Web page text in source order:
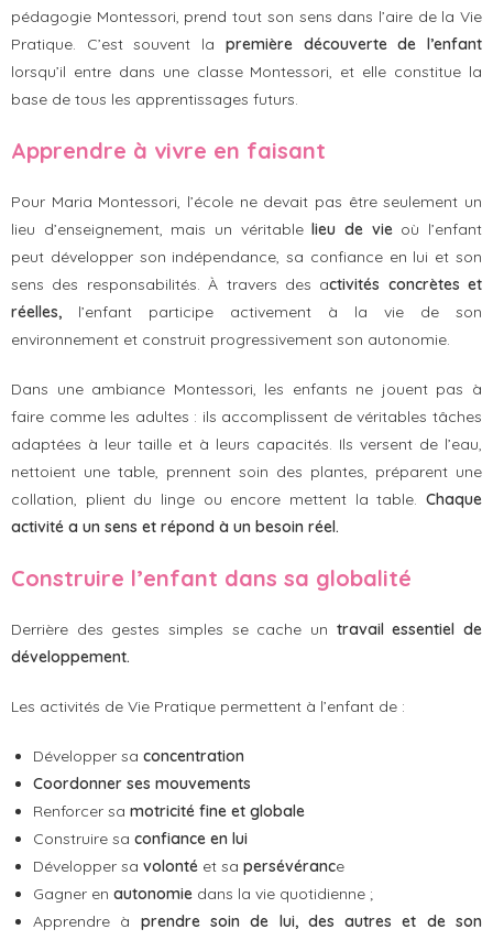
pédagogie Montessori, prend tout son sens dans l’aire de la Vie
Pratique. C’est souvent la première découverte de l’enfant
lorsqu’il entre dans une classe Montessori, et elle constitue la
base de tous les apprentissages futurs.
Apprendre à vivre en faisant
Pour Maria Montessori, l’école ne devait pas être seulement un
lieu d’enseignement, mais un véritablelieu de vieoù l’enfant
peut développer son indépendance, sa confiance en lui et son
sens des responsabilités. À travers des activités concrètes et
réelles, l’enfant participe activement à la vie de son
environnement et construit progressivement son autonomie.
Dans une ambiance Montessori, les enfants ne jouent pas à
faire comme les adultes : ils accomplissent de véritables tâches
adaptées à leur taille et à leurs capacités. Ils versent de l’eau,
nettoient une table, prennent soin des plantes, préparent une
collation, plient du linge ou encore mettent la table. Chaque
activité a un sens et répond à un besoin réel.
Construire l’enfant dans sa globalité
Derrière des gestes simples se cache un travail essentiel de
développement.
Les activités de Vie Pratique permettent à l’enfant de :
Développer sa concentration
Coordonner ses mouvements
Renforcer sa motricité fine et globale
Construire sa confiance en lui
Développer sa volonté et sa persévérance
Gagner en autonomie dans la vie quotidienne ;
Apprendre à prendre soin de lui, des autres et de son